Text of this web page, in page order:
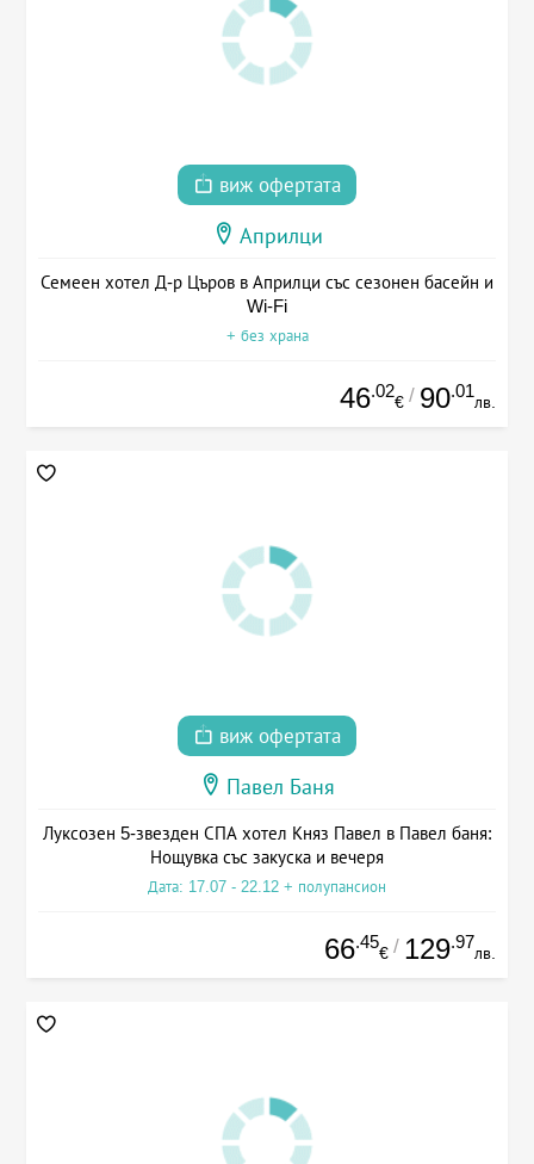
виж офертата
Априлци
Семеен хотел Д-р Църов в Априлци със сезонен басейн и
Wi-Fi
+ без храна
46.02
€ / 90.01
лв.
виж офертата
Павел Баня
Луксозен 5-звезден СПА хотел Княз Павел в Павел баня:
Нощувка със закуска и вечеря
Дата: 17.07 - 22.12 + полупансион
66.45
€ / 129.97
лв.